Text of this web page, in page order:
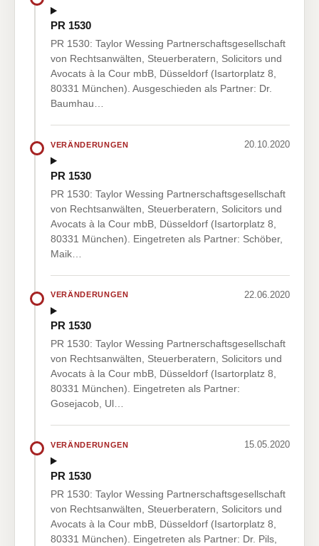
PR 1530
PR 1530: Taylor Wessing Partnerschaftsgesellschaft
von Rechtsanwälten, Steuerberatern, Solicitors und
Avocats à la Cour mbB, Düsseldorf (Isartorplatz 8,
80331 München). Ausgeschieden als Partner: Dr.
Baumhau…
VERÄNDERUNGEN 20.10.2020
PR 1530
PR 1530: Taylor Wessing Partnerschaftsgesellschaft
von Rechtsanwälten, Steuerberatern, Solicitors und
Avocats à la Cour mbB, Düsseldorf (Isartorplatz 8,
80331 München). Eingetreten als Partner: Schöber,
Maik…
VERÄNDERUNGEN 22.06.2020
PR 1530
PR 1530: Taylor Wessing Partnerschaftsgesellschaft
von Rechtsanwälten, Steuerberatern, Solicitors und
Avocats à la Cour mbB, Düsseldorf (Isartorplatz 8,
80331 München). Eingetreten als Partner:
Gosejacob, Ul…
VERÄNDERUNGEN 15.05.2020
PR 1530
PR 1530: Taylor Wessing Partnerschaftsgesellschaft
von Rechtsanwälten, Steuerberatern, Solicitors und
Avocats à la Cour mbB, Düsseldorf (Isartorplatz 8,
80331 München). Eingetreten als Partner: Dr. Pils,